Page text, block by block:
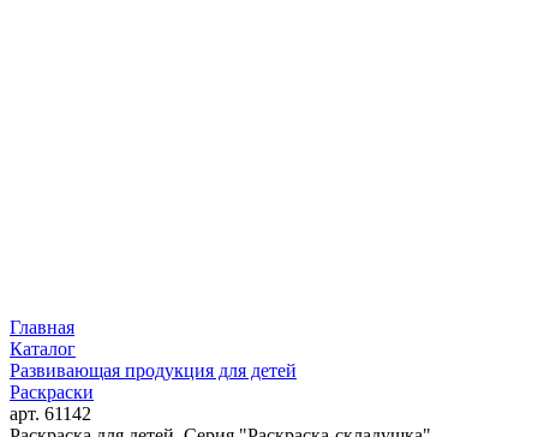
Главная
Каталог
Развивающая продукция для детей
Раскраски
арт. 61142